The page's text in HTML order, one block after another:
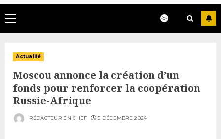
Primary
Menu
Actualité
Moscou annonce la création d’un
fonds pour renforcer la coopération
Russie-Afrique
RÉDACTEUR EN CHEF 5 DÉCEMBRE 2024